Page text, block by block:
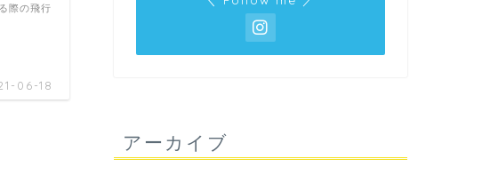
06-18
際の飛行
アーカイブ